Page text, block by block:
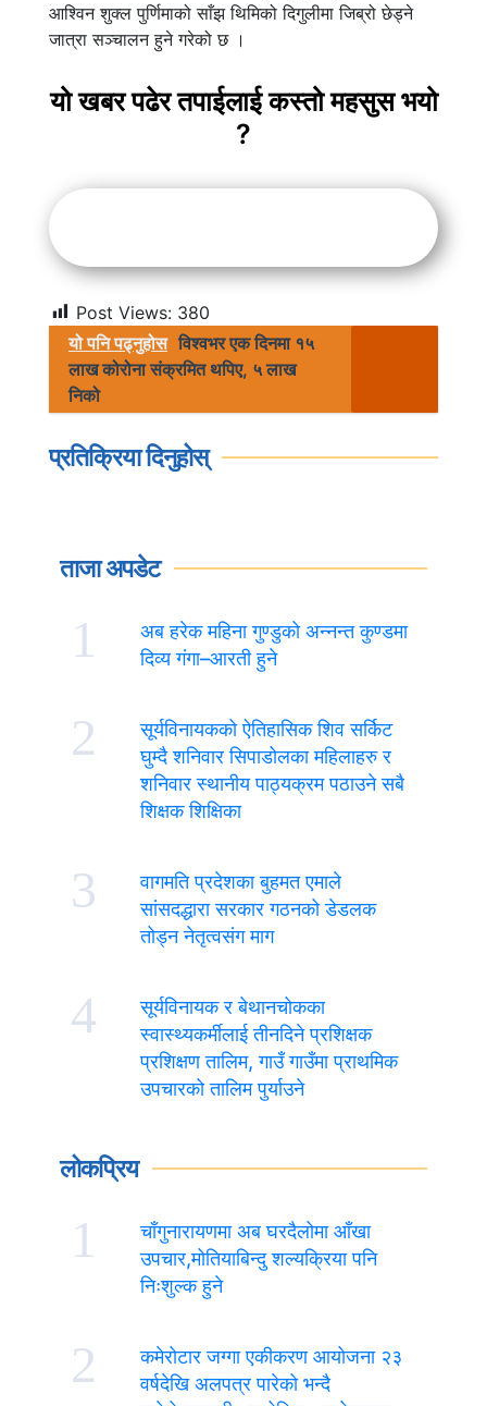
आश्विन शुक्ल पुर्णिमाको साँझ थिमिको दिगुलीमा जिब्रो छेड्ने
जात्रा सञ्चालन हुने गरेको छ ।
यो खबर पढेर तपाईलाई कस्तो महसुस भयो
?
Post Views: 380
यो पनि पढ्नुहोस विश्वभर एक दिनमा १५
लाख कोरोना संक्रमित थपिए, ५ लाख
निको
प्रतिक्रिया दिनुहोस्
ताजा अपडेट
1
अब हरेक महिना गुण्डुको अन्नन्त कुण्डमा
दिव्य गंगा–आरती हुने
2
सूर्यविनायकको ऐतिहासिक शिव सर्किट
घुम्दै शनिवार सिपाडोलका महिलाहरु र
शनिवार स्थानीय पाठ्यक्रम पठाउने सबै
शिक्षक शिक्षिका
3
वागमति प्रदेशका बुहमत एमाले
सांसदद्धारा सरकार गठनको डेडलक
तोड्न नेतृत्वसंग माग
4
सूर्यविनायक र बेथानचोकका
स्वास्थ्यकर्मीलाई तीनदिने प्रशिक्षक
प्रशिक्षण तालिम, गाउँ गाउँमा प्राथमिक
उपचारको तालिम पुर्याउने
लोकप्रिय
1
चाँगुनारायणमा अब घरदैलोमा आँखा
उपचार,मोतियाबिन्दु शल्यक्रिया पनि
निःशुल्क हुने
2
कमेरोटार जग्गा एकीकरण आयोजना २३
वर्षदेखि अलपत्र पारेको भन्दै